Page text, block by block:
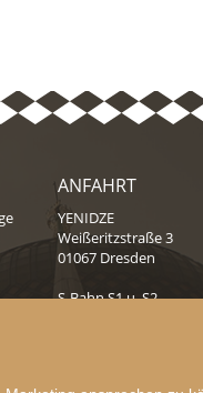
ANFAHRT
YENIDZE
Weißeritzstraße 3
01067 Dresden
S-Bahn S1 u. S2,